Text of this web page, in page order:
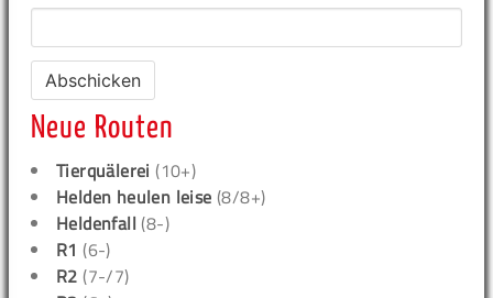
Neue Routen
Tierquälerei (10+)
Helden heulen leise (8/8+)
Heldenfall (8-)
R1 (6-)
R2 (7-/7)